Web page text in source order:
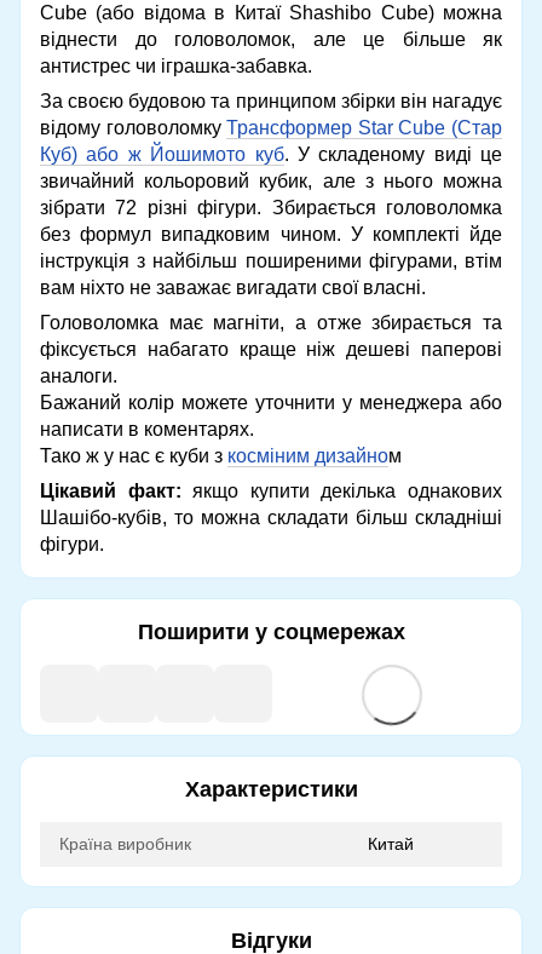
Cube (або відома в Китаї Shashibo Cube) можна
віднести до головоломок, але це більше як
антистрес чи іграшка-забавка.
За своєю будовою та принципом збірки він нагадує
відому головоломкуТрансформер Star Cube (Стар
Куб) або ж Йошимото куб. У складеному виді це
звичайний кольоровий кубик, але з нього можна
зібрати 72 різні фігури. Збирається головоломка
без формул випадковим чином. У комплекті йде
інструкція з найбільш поширеними фігурами, втім
вам ніхто не заважає вигадати свої власні.
Головоломка має магніти, а отже збирається та
фіксується набагато краще ніж дешеві паперові
аналоги.
Бажаний колір можете уточнити у менеджера або
написати в коментарях.
Тако ж у нас є куби з косміним дизайном
Цікавий факт: якщо купити декілька однакових
Шашібо-кубів, то можна складати більш складніші
фігури.
Поширити у соцмережах
Характеристики
Країна виробник Китай
Відгуки